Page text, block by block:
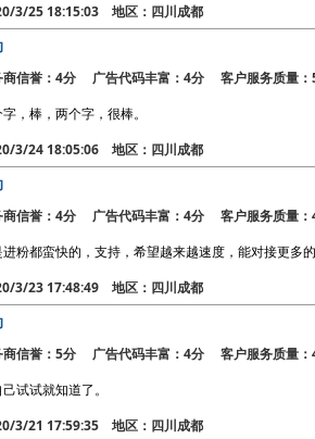
3/25 18:15:03 地区：四川成都
信誉：4分 广告代码丰富：4分 客户服务质量：
，棒，两个字，很棒。
3/24 18:05:06 地区：四川成都
信誉：4分 广告代码丰富：4分 客户服务质量：
粉都蛮快的，支持，希望越来越速度，能对接更多的
3/23 17:48:49 地区：四川成都
信誉：5分 广告代码丰富：4分 客户服务质量：
试试就知道了。
3/21 17:59:35 地区：四川成都